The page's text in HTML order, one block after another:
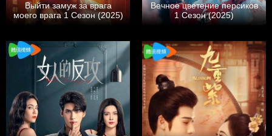
Выйти замуж за врага
моего врага 1 Сезон (2025)
Вечное цветение персиков
1 Сезон (2025)